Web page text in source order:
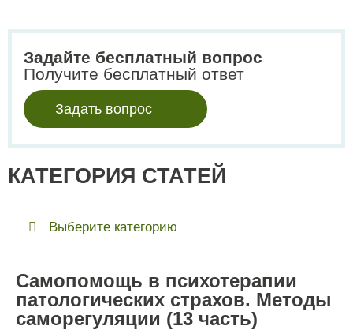
Задайте бесплатный вопрос
Получите бесплатный ответ
Задать вопрос
КАТЕГОРИЯ СТАТЕЙ
Выберите категорию
Самопомощь в психотерапии
патологических страхов. Методы
саморегуляции (13 часть)